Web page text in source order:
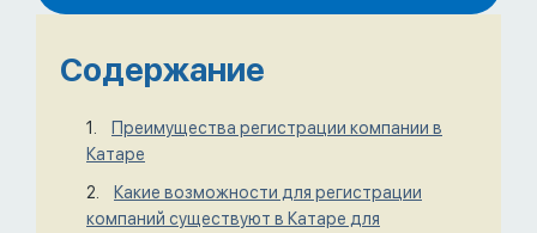
Содержание
Преимущества регистрации компании в
Катаре
Какие возможности для регистрации
компаний существуют в Катаре для